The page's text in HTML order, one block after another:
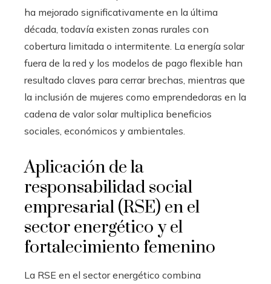
ha mejorado significativamente en la última
década, todavía existen zonas rurales con
cobertura limitada o intermitente. La energía solar
fuera de la red y los modelos de pago flexible han
resultado claves para cerrar brechas, mientras que
la inclusión de mujeres como emprendedoras en la
cadena de valor solar multiplica beneficios
sociales, económicos y ambientales.
Aplicación de la
responsabilidad social
empresarial (RSE) en el
sector energético y el
fortalecimiento femenino
La RSE en el sector energético combina